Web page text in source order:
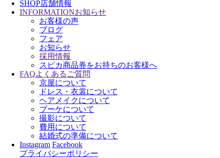
SHOP店舗情報
INFORMATIONお知らせ
お客様の声
ブログ
フェア
お知らせ
採用情報
スピカ商品券をお持ちのお客様へ
FAQよくあるご質問
京屋について
ドレス・衣裳について
ヘアメイクについて
ブーケについて
撮影について
費用について
結婚式の準備について
Instagram Facebook
プライバシーポリシー